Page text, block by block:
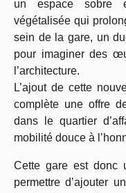
un espace sobre
végétalisée qui
sein de la gare, un
pour imaginer des
l’architecture.
L’ajout de cette
complète une offre
dans le quartier
mobilité douce à
Cette gare est donc
permettre d’ajouter